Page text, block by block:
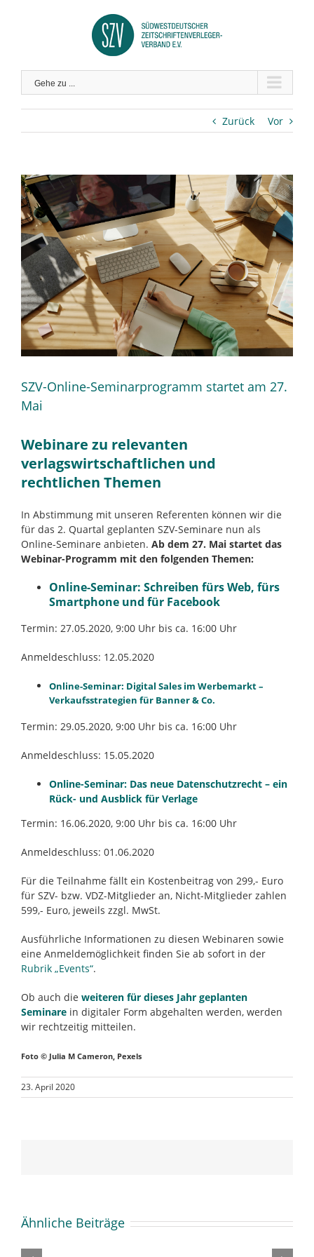
Gehe zu ...
Zurück Vor
Zeige
grösseres
Bild
SZV-Online-Seminarprogramm startet am 27.
Mai
Webinare zu relevanten
verlagswirtschaftlichen und
rechtlichen Themen
In Abstimmung mit unseren Referenten können wir die
für das 2. Quartal geplanten SZV-Seminare nun als
Online-Seminare anbieten. Ab dem 27. Mai startet das
Webinar-Programm mit den folgenden Themen:
Online-Seminar: Schreiben fürs Web, fürs
Smartphone und für Facebook
Termin: 27.05.2020, 9:00 Uhr bis ca. 16:00 Uhr
Anmeldeschluss: 12.05.2020
Online-Seminar: Digital Sales im Werbemarkt –
Verkaufsstrategien für Banner & Co.
Termin: 29.05.2020, 9:00 Uhr bis ca. 16:00 Uhr
Anmeldeschluss: 15.05.2020
Online-Seminar: Das neue Datenschutzrecht – ein
Rück- und Ausblick für Verlage
Termin: 16.06.2020, 9:00 Uhr bis ca. 16:00 Uhr
Anmeldeschluss: 01.06.2020
Für die Teilnahme fällt ein Kostenbeitrag von 299,- Euro
für SZV- bzw. VDZ-Mitglieder an, Nicht-Mitglieder zahlen
599,- Euro, jeweils zzgl. MwSt.
Ausführliche Informationen zu diesen Webinaren sowie
eine Anmeldemöglichkeit finden Sie ab sofort in der
Rubrik „Events“.
Ob auch die weiteren für dieses Jahr geplanten
Seminare in digitaler Form abgehalten werden, werden
wir rechtzeitig mitteilen.
Foto © Julia M Cameron, Pexels
23. April 2020
Ähnliche Beiträge